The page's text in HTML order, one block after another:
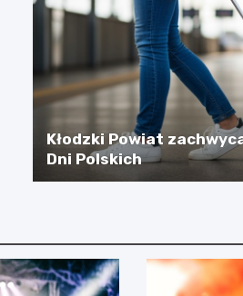
Kłodzki Powiat
Dni Polskich